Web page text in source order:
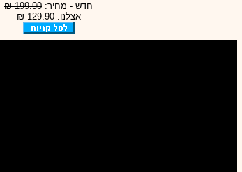
חדש - מחיר: 199.90 ₪
אצלנו: 129.90 ₪